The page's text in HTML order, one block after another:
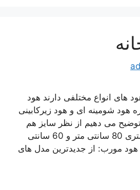
های انواع مختلفی دارند هود
هود شومینه ای و هود زیرکابینی
توضیح می دهیم از نظر سایز هم
هود های 90 سانتی متری 80 سانتی متر و 60 سانتی
مورب: از جدیدترین مدل های